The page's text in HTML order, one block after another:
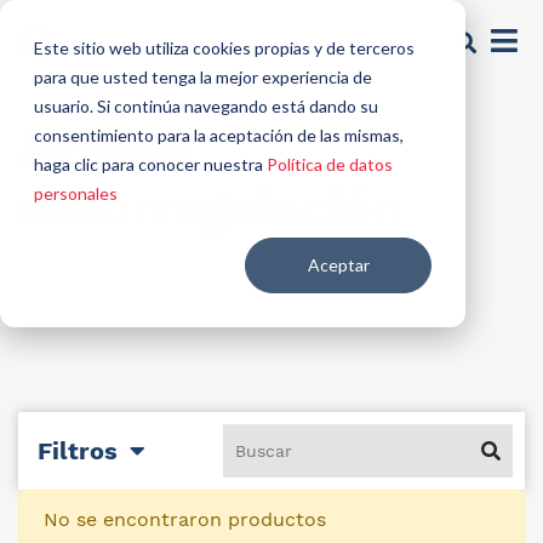
Este sitio web utiliza cookies propias y de terceros
para que usted tenga la mejor experiencia de
usuario. Si continúa navegando está dando su
consentimiento para la aceptación de las mismas,
haga clic para conocer nuestra Política de datos
personales
Aceptar
Activos
seborregulación
Filtros
No se encontraron productos